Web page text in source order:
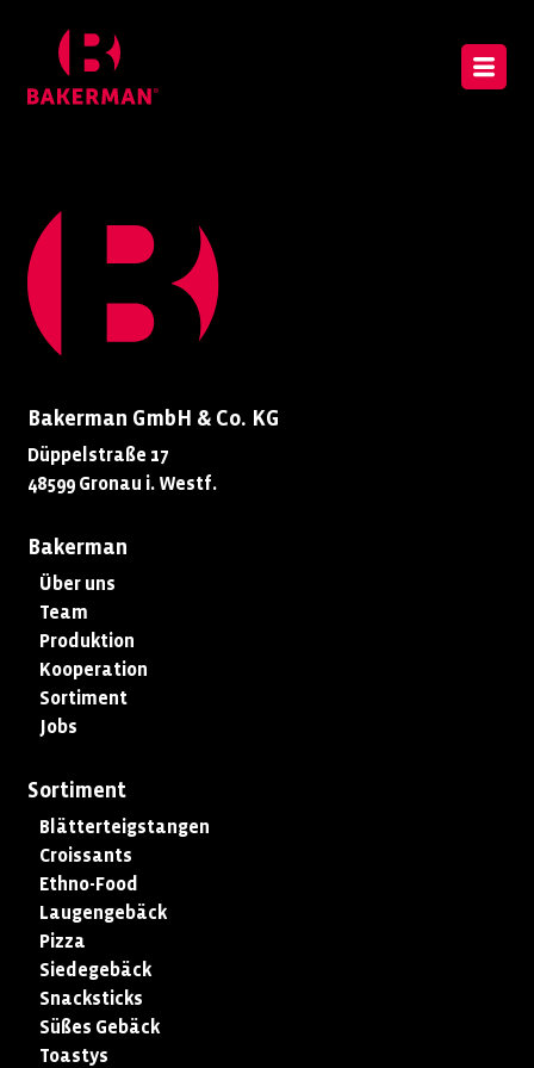
Bakerman GmbH & Co. KG
Düppelstraße 17
48599 Gronau i. Westf.
Bakerman
Über uns
Team
Produktion
Kooperation
Sortiment
Jobs
Sortiment
Blätterteigstangen
Croissants
Ethno-Food
Laugengebäck
Pizza
Siedegebäck
Snacksticks
Süßes Gebäck
Toastys